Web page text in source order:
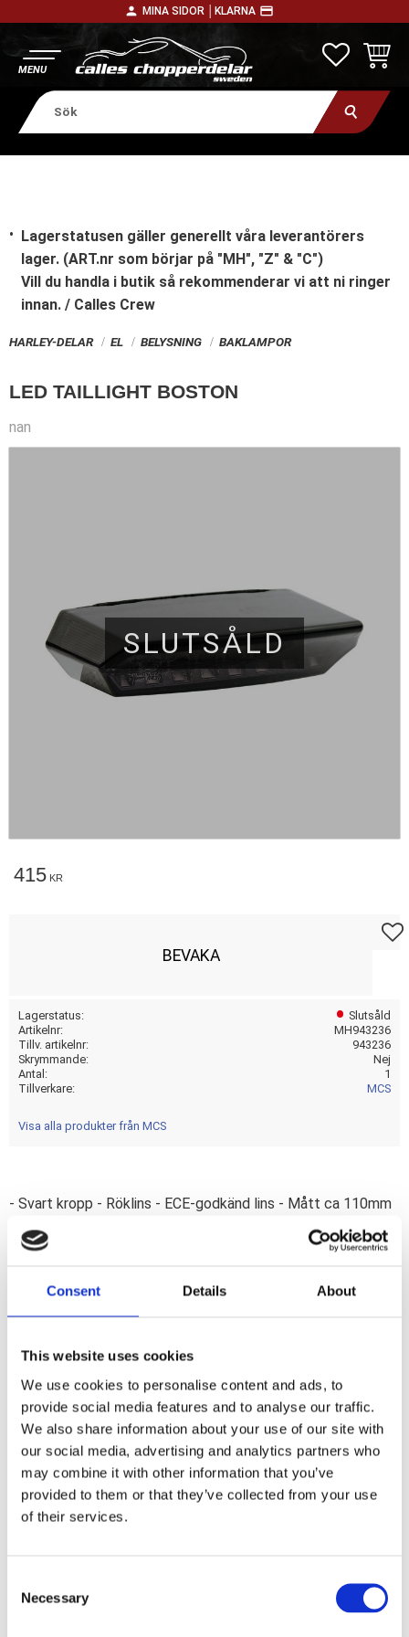
Consent Details About
This website uses cookies
We use cookies to personalise content and ads, to
provide social media features and to analyse our traffic.
We also share information about your use of our site with
our social media, advertising and analytics partners who
may combine it with other information that you’ve
provided to them or that they’ve collected from your use
of their services.
Necessary
person MINA SIDOR │ KLARNA payment
Lagerstatusen gäller generellt våra leverantörers
lager. (ART.nr som börjar på "MH", "Z" & "C")
Vill du handla i butik så rekommenderar vi att ni ringer
innan. / Calles Crew
HARLEY-DELAR EL BELYSNING BAKLAMPOR
LED TAILLIGHT BOSTON
nan
SLUTSÅLD
415 KR
BEVAKA
Lagerstatus
Slutsåld
Artikelnr
MH943236
Tillv. artikelnr
943236
Skrymmande
Nej
Antal
1
Tillverkare
MCS
Visa alla produkter från MCS
- Svart kropp - Röklins - ECE-godkänd lins - Mått ca 110mm
bred x 45mm hög x 40mm djup
Dela med dig
F
e
o
o
k
Omdömen
Du